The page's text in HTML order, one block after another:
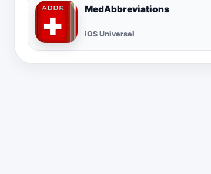
MedAbbreviations
iOS Universel